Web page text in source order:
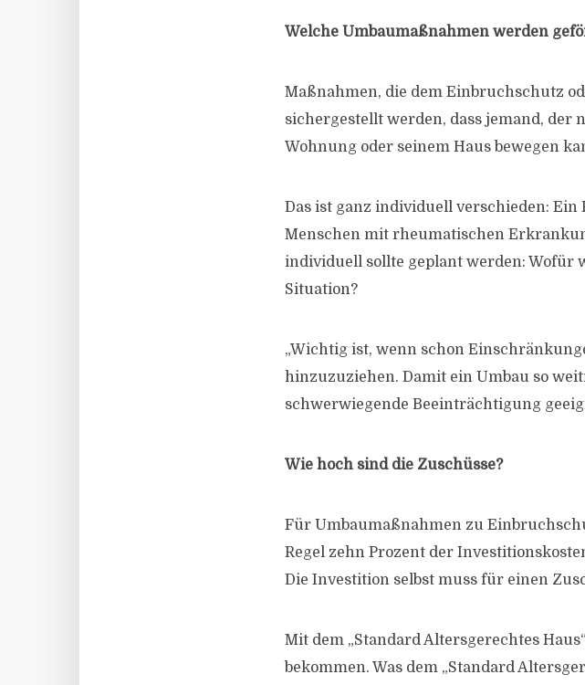
Welche Umbaumaßnahmen werden
Maßnahmen, die dem Einbruchschutz
sichergestellt werden, dass jemand, der
Wohnung oder seinem Haus bewegen
Das ist ganz individuell verschieden:
Menschen mit rheumatischen
individuell sollte geplant werden: Wofür
Situation?
„Wichtig ist, wenn schon
hinzuzuziehen. Damit ein Umbau so
schwerwiegende Beeinträchtigung
Wie hoch sind die Zuschüsse?
Für Umbaumaßnahmen zu
Regel zehn Prozent der
Die Investition selbst muss für einen
Mit dem „Standard Altersgerechtes
bekommen. Was dem „Standard